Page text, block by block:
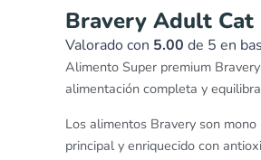
Bravery Adult Cat
Valorado con 5.00 de 5 en
Alimento Super premium
alimentación completa y
Los alimentos Bravery son
principal y enriquecido con
cantidad